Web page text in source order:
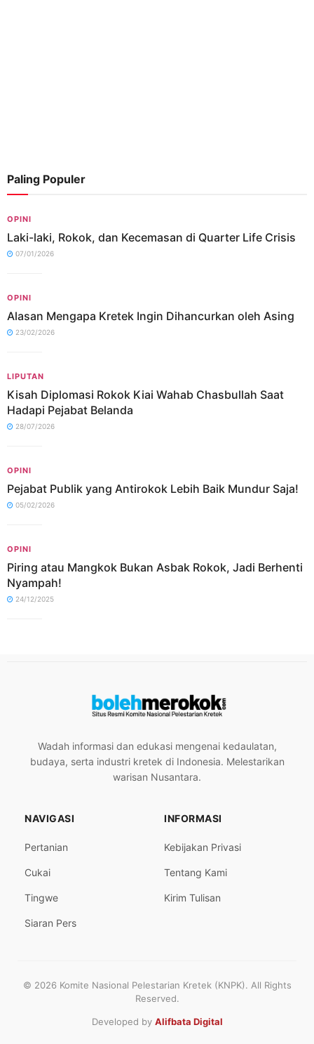
Paling Populer
OPINI
Laki-laki, Rokok, dan Kecemasan di Quarter Life Crisis
07/01/2026
OPINI
Alasan Mengapa Kretek Ingin Dihancurkan oleh Asing
23/02/2026
LIPUTAN
Kisah Diplomasi Rokok Kiai Wahab Chasbullah Saat
Hadapi Pejabat Belanda
28/07/2026
OPINI
Pejabat Publik yang Antirokok Lebih Baik Mundur Saja!
05/02/2026
OPINI
Piring atau Mangkok Bukan Asbak Rokok, Jadi Berhenti
Nyampah!
24/12/2025
Wadah informasi dan edukasi mengenai kedaulatan,
budaya, serta industri kretek di Indonesia. Melestarikan
warisan Nusantara.
NAVIGASI
Pertanian
Cukai
Tingwe
Siaran Pers
INFORMASI
Kebijakan Privasi
Tentang Kami
Kirim Tulisan
© 2026 Komite Nasional Pelestarian Kretek (KNPK). All Rights
Reserved.
Developed by Alifbata Digital